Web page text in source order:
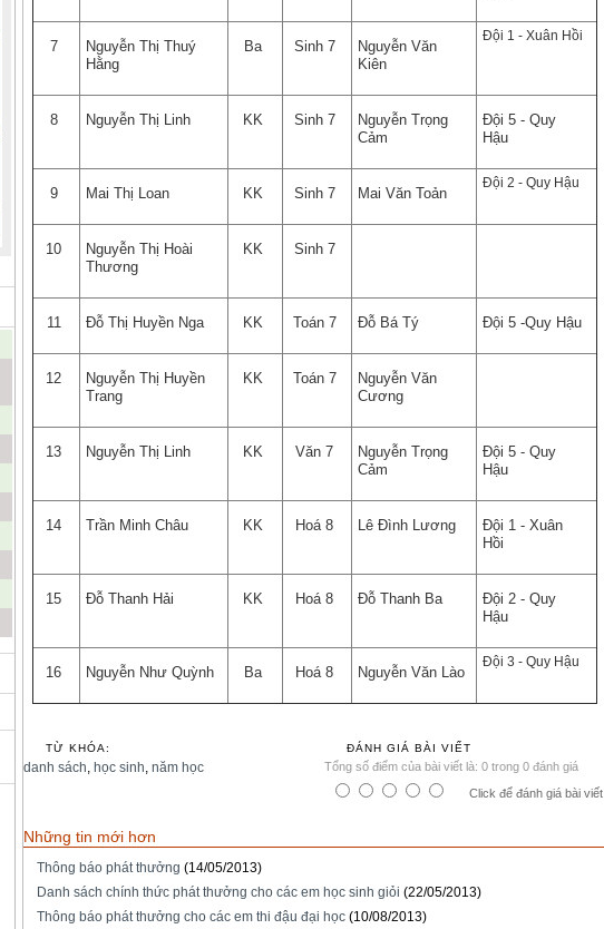
7
Nguyễn Thị Thuý
Hằng
Ba Sinh 7
Nguyễn Văn
Kiên
Đội 1 - Xuân Hồi
8 Nguyễn Thị Linh KK Sinh 7
Nguyễn Trọng
Cảm
Đội 5 - Quy
Hậu
9 Mai Thị Loan KK Sinh 7 Mai Văn Toản
Đội 2 - Quy Hậu
10
Nguyễn Thị Hoài
Thương
KK Sinh 7
11 Đỗ Thị Huyền Nga KK Toán 7 Đỗ Bá Tý Đội 5 -Quy Hậu
12
Nguyễn Thị Huyền
Trang
KK Toán 7
Nguyễn Văn
Cương
13 Nguyễn Thị Linh KK Văn 7
Nguyễn Trọng
Cảm
Đội 5 - Quy
Hậu
14 Trần Minh Châu KK Hoá 8 Lê Đình Lương
Đội 1 - Xuân
Hồi
15 Đỗ Thanh Hải KK Hoá 8 Đỗ Thanh Ba
Đội 2 - Quy
Hậu
16 Nguyễn Như Quỳnh Ba Hoá 8 Nguyễn Văn Lào
Đội 3 - Quy Hậu
TỪ KHÓA:
danh sách học sinh năm học
ĐÁNH GIÁ BÀI VIẾT
Tổng số điểm của bài viết là: 0 trong 0 đánh giá
Click để đánh giá bài viết
Những tin mới hơn
Thông báo phát thưởng (14/05/2013)
Danh sách chính thức phát thưởng cho các em học sinh giỏi (22/05/2013)
Thông báo phát thưởng cho các em thi đậu đại học (10/08/2013)